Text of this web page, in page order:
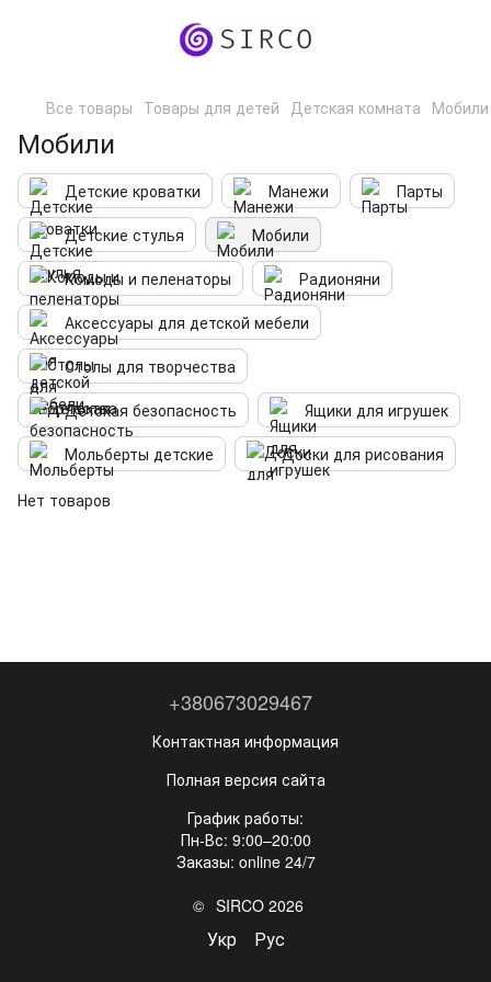
Все товары Товары для детей Детская комната Мобили
Мобили
Детские кроватки Манежи
Парты
Детские стулья
Мобили
Комоды и пеленаторы
Радионяни
Аксессуары для детской мебели
Столы для творчества
Детская безопасность
Ящики для игрушек
Мольберты детские
Доски для рисования
Нет товаров
+380673029467
Контактная информация
Полная версия сайта
График работы:
Пн-Вс: 9:00–20:00
Заказы: online 24/7
© SIRCO 2026
Укр Рус